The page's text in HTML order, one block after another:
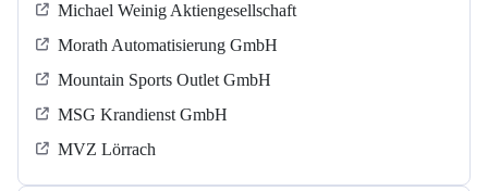
Michael Weinig Aktiengesellschaft
Morath Automatisierung GmbH
Mountain Sports Outlet GmbH
MSG Krandienst GmbH
MVZ Lörrach